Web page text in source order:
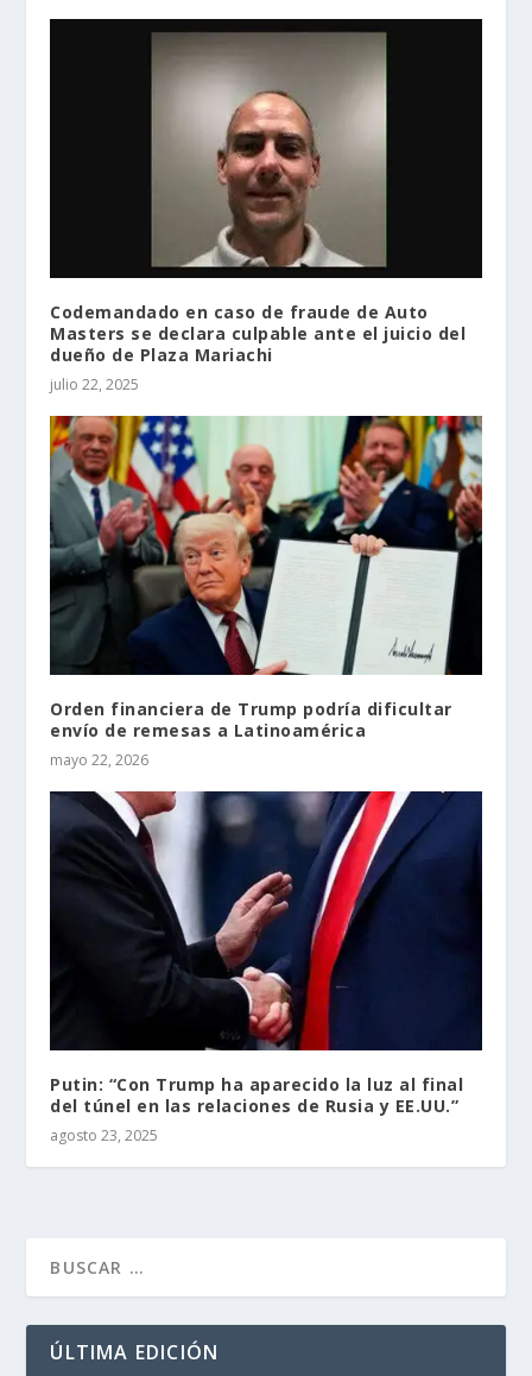
Codemandado en caso de fraude de Auto
Masters se declara culpable ante el juicio del
dueño de Plaza Mariachi
julio 22, 2025
Orden financiera de Trump podría dificultar
envío de remesas a Latinoamérica
mayo 22, 2026
Putin: “Con Trump ha aparecido la luz al final
del túnel en las relaciones de Rusia y EE.UU.”
agosto 23, 2025
ÚLTIMA EDICIÓN